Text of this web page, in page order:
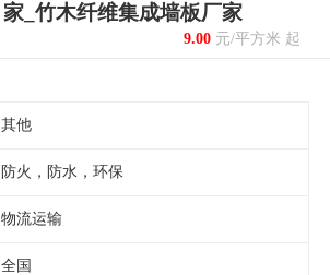
家_竹木纤维集成墙板厂家
9.00元/平方米 起
其他
防火，防水，环保
物流运输
全国